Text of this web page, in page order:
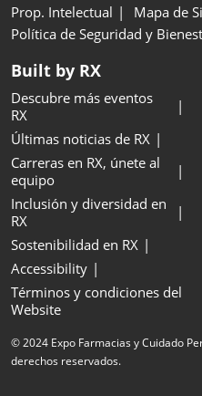
Prop. Intelectual
Mapa de
Política de Seguridad y
Built by RX
Descubre más eventos
RX
Últimas noticias de RX
Carreras en RX, únete al
equipo
Inclusión y diversidad en
RX
Sostenibilidad en RX
Accessibility
Términos y condiciones del
Website
© 2024 Expo Farmacias y Cuidado
derechos reservados.